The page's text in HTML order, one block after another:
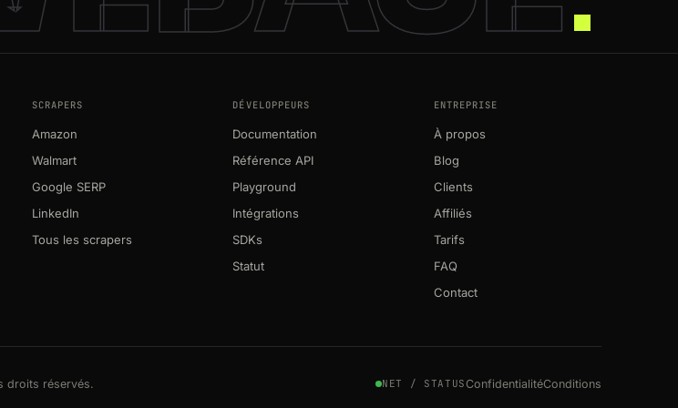
SCRAPERS
Amazon
Walmart
Google SERP
LinkedIn
Tous les scrapers
DÉVELOPPEURS
Documentation
Référence API
Playground
Intégrations
SDKs
Statut
ENTREPRISE
À propos
Blog
Clients
Affiliés
Tarifs
FAQ
Contact
droits réservés. NET / STATUSConfidentialitéConditions